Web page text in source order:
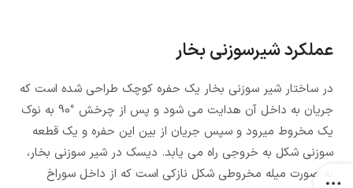
عملکرد شیرسوزنی بخار
در ساختار شیر سوزنی بخار یک حفره کوچک طراحی شده است که
جریان به داخل آن هدایت می شود و پس از چرخش °90 به نوک
یک مخروط میرود و سپس جریان از بین این حفره و یک قطعه
سوزنی شکل به خروجی راه می یابد. دیسک در شیر سوزنی بخار،
به صورت میله مخروطی شکل نازکی است که از داخل سوراخ